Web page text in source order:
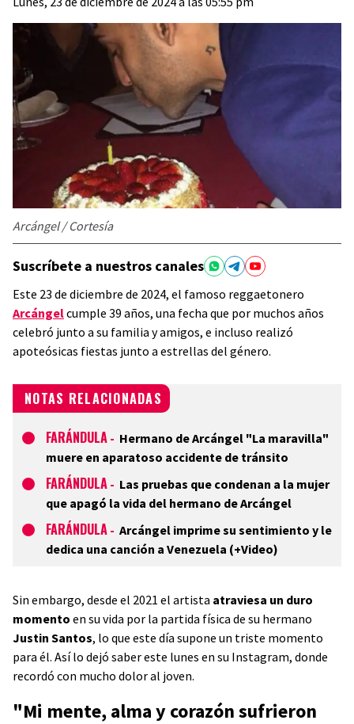
Arcángel / Cortesía
Suscríbete a nuestros canales
Este 23 de diciembre de 2024, el famoso reggaetonero
Arcángelcumple 39 años, una fecha que por muchos años
celebró junto a su familia y amigos, e incluso realizó
apoteósicas fiestas junto a estrellas del género.
NOTAS RELACIONADAS
FARÁNDULA - Hermano de Arcángel "La maravilla"
muere en aparatoso accidente de tránsito
FARÁNDULA - Las pruebas que condenan a la mujer
que apagó la vida del hermano de Arcángel
FARÁNDULA - Arcángel imprime su sentimiento y le
dedica una canción a Venezuela (+Video)
Sin embargo, desde el 2021 el artista atraviesa un duro
momento en su vida por la partida física de su hermano
Justin Santos, lo que este día supone un triste momento
para él. Así lo dejó saber este lunes en su Instagram, donde
recordó con mucho dolor al joven.
"Mi mente, alma y corazón sufrieron